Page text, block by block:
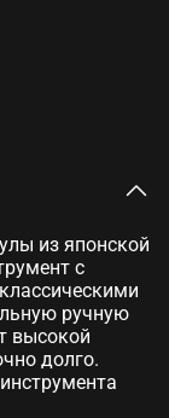
из японской
с
ручную
высокой
долго.